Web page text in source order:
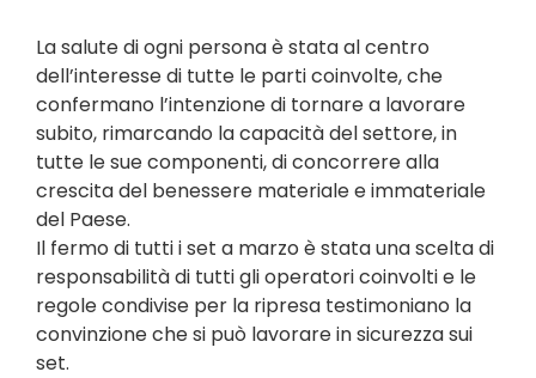
La salute di ogni persona è stata al centro
dell’interesse di tutte le parti coinvolte, che
confermano l’intenzione di tornare a lavorare
subito, rimarcando la capacità del settore, in
tutte le sue componenti, di concorrere alla
crescita del benessere materiale e immateriale
del Paese.
Il fermo di tutti i set a marzo è stata una scelta di
responsabilità di tutti gli operatori coinvolti e le
regole condivise per la ripresa testimoniano la
convinzione che si può lavorare in sicurezza sui
set.